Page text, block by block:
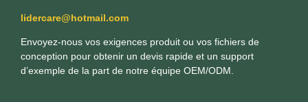
lidercare@hotmail.com
Envoyez-nous vos exigences produit ou vos fichiers de
conception pour obtenir un devis rapide et un support
d’exemple de la part de notre équipe OEM/ODM.